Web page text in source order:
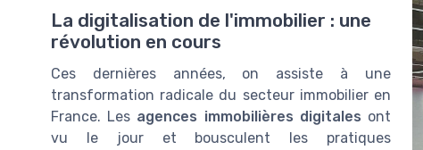
La digitalisation de l'immobilier : une
révolution en cours
Ces dernières années, on assiste à une
transformation radicale du secteur immobilier en
France. Les agences immobilières digitales ont
vu le jour et bousculent les pratiques